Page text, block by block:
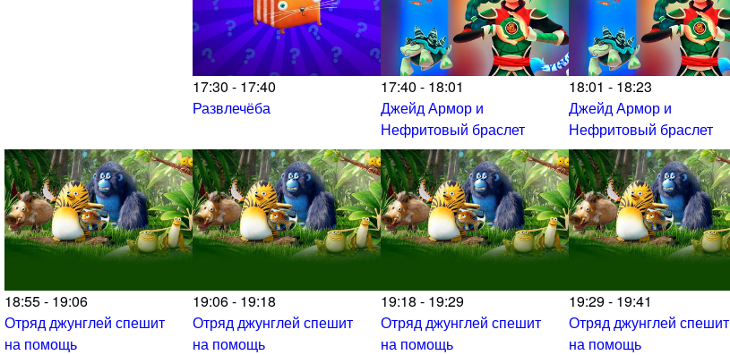
17:30 - 17:40
Развлечёба
17:40 - 18:01
Джейд Армор и
Нефритовый браслет
18:01 - 18:23
Джейд Армор и
Нефритовый браслет
18:55 - 19:06
Отряд джунглей спешит
на помощь
19:06 - 19:18
Отряд джунглей спешит
на помощь
19:18 - 19:29
Отряд джунглей спешит
на помощь
19:29 - 19:41
Отряд джунглей спешит
на помощь